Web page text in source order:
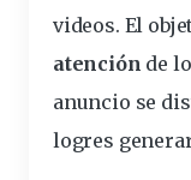
videos. El
atención de
anuncio se
logres